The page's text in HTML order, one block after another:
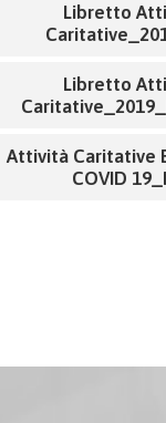
Libretto
Libretto
Attività Caritative
COVID